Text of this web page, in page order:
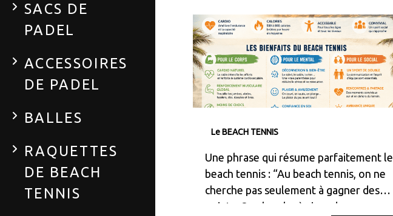
SACS DE
PADEL
ACCESSOIRES
DE PADEL
BALLES
RAQUETTES
DE BEACH
TENNIS
Le BEACH TENNIS
Une phrase qui résume parfaitement le
beach tennis : “Au beach tennis, on ne
cherche pas seulement à gagner des
points. On cherche à vivre des